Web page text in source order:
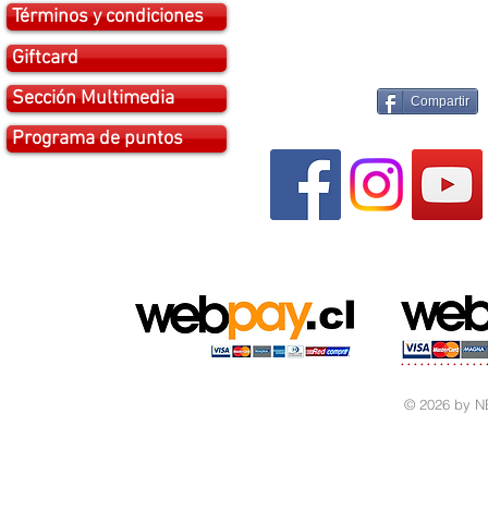
Términos y condiciones
Giftcard
Sección Multimedia
Programa de puntos
Compartir
© 2026 by